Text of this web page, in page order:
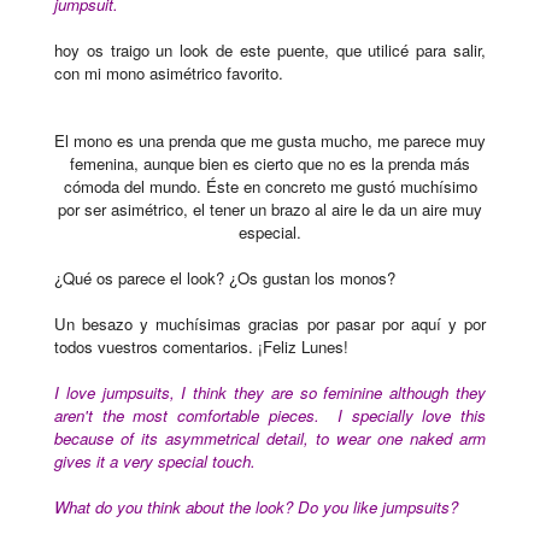
hoy os traigo un look de este puente, que utilicé para salir,
con mi mono asimétrico favorito.
El mono es una prenda que me gusta mucho, me parece muy
femenina, aunque bien es cierto que no es la prenda más
cómoda del mundo. Éste en concreto me gustó muchísimo
por ser asimétrico, el tener un brazo al aire le da un aire muy
especial.
¿Qué os parece el look? ¿Os gustan los monos?
Un besazo y muchísimas gracias por pasar por aquí y por
todos vuestros comentarios. ¡Feliz Lunes!
I love jumpsuits, I think they are so feminine although they
aren't the most comfortable pieces. I specially love this
because of its asymmetrical detail, to wear one naked arm
gives it a very special touch.
What do you think about the look? Do you like jumpsuits?